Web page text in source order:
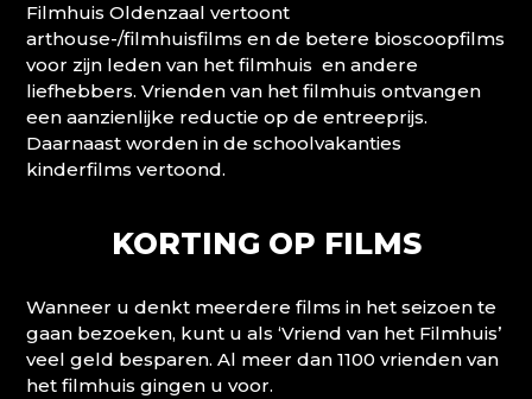
Filmhuis Oldenzaal vertoont
arthouse-/filmhuisfilms en de betere bioscoopfilms
voor zijn leden van het filmhuis en andere
liefhebbers. Vrienden van het filmhuis ontvangen
een aanzienlijke reductie op de entreeprijs.
Daarnaast worden in de schoolvakanties
kinderfilms vertoond.
KORTING OP FILMS
Wanneer u denkt meerdere films in het seizoen te
gaan bezoeken, kunt u als ‘Vriend van het Filmhuis’
veel geld besparen. Al meer dan 1100 vrienden van
het filmhuis gingen u voor.